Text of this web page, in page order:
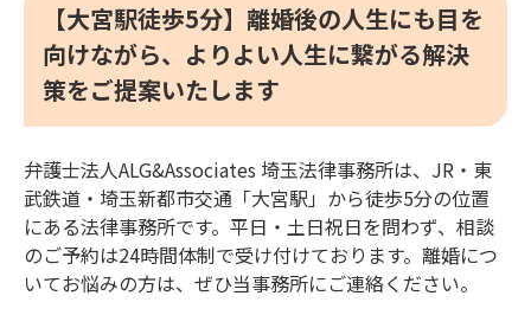
【大宮駅徒歩5分】離婚後の人生にも目を
向けながら、よりよい人生に繋がる解決
策をご提案いたします
弁護士法人ALG&Associates 埼玉法律事務所は、JR・東
武鉄道・埼玉新都市交通「大宮駅」から徒歩5分の位置
にある法律事務所です。平日・土日祝日を問わず、相談
のご予約は24時間体制で受け付けております。離婚につ
いてお悩みの方は、ぜひ当事務所にご連絡ください。